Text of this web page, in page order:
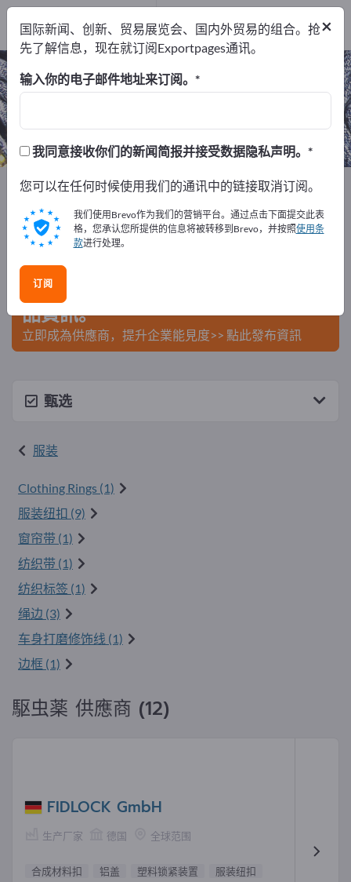
駆虫薬 – 查找制造商和供应商
12 12
出口商12
制造商 12
Exportpages 纺织品 服装 駆虫薬
在Exportpages免費刊登廣告！
在Exportpages上發布您的公司與產
品資訊。
立即成為供應商，提升企業能見度>> 點此發布資訊
甄选
服装
Clothing Rings (1)
服装纽扣 (9)
窗帘带 (1)
纺织带 (1)
纺织标签 (1)
绳边 (3)
车身打磨修饰线 (1)
边框 (1)
駆虫薬 供應商 (12)
FIDLOCK GmbH
生产厂家 德国 全球范围
合成材料扣 铝盖 塑料锁紧装置
服装纽扣
×
国际新闻、创新、贸易展览会、国内外贸易的组合。抢
先了解信息，现在就订阅Exportpages通讯。
输入你的电子邮件地址来订阅。
我同意接收你们的新闻简报并接受数据隐私声明。
您可以在任何时候使用我们的通讯中的链接取消订阅。
我们使用Brevo作为我们的营销平台。通过点击下面提交此表
格，您承认您所提供的信息将被转移到Brevo，并按照使用条
款进行处理。
订阅